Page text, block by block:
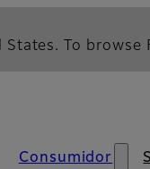
To
Consumidor